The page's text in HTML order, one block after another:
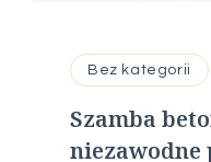
Bez kategorii
Szamba
niezawodne